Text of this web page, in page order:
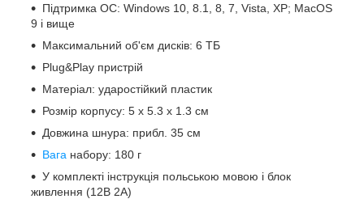
Підтримка ОС: Windows 10, 8.1, 8, 7, Vista, XP; MacOS
9 і вище
Максимальний об'єм дисків: 6 ТБ
Plug&Play пристрій
Матеріал: ударостійкий пластик
Розмір корпусу: 5 х 5.3 х 1.3 см
Довжина шнура: прибл. 35 см
Вага набору: 180 г
У комплекті інструкція польською мовою і блок
живлення (12В 2А)